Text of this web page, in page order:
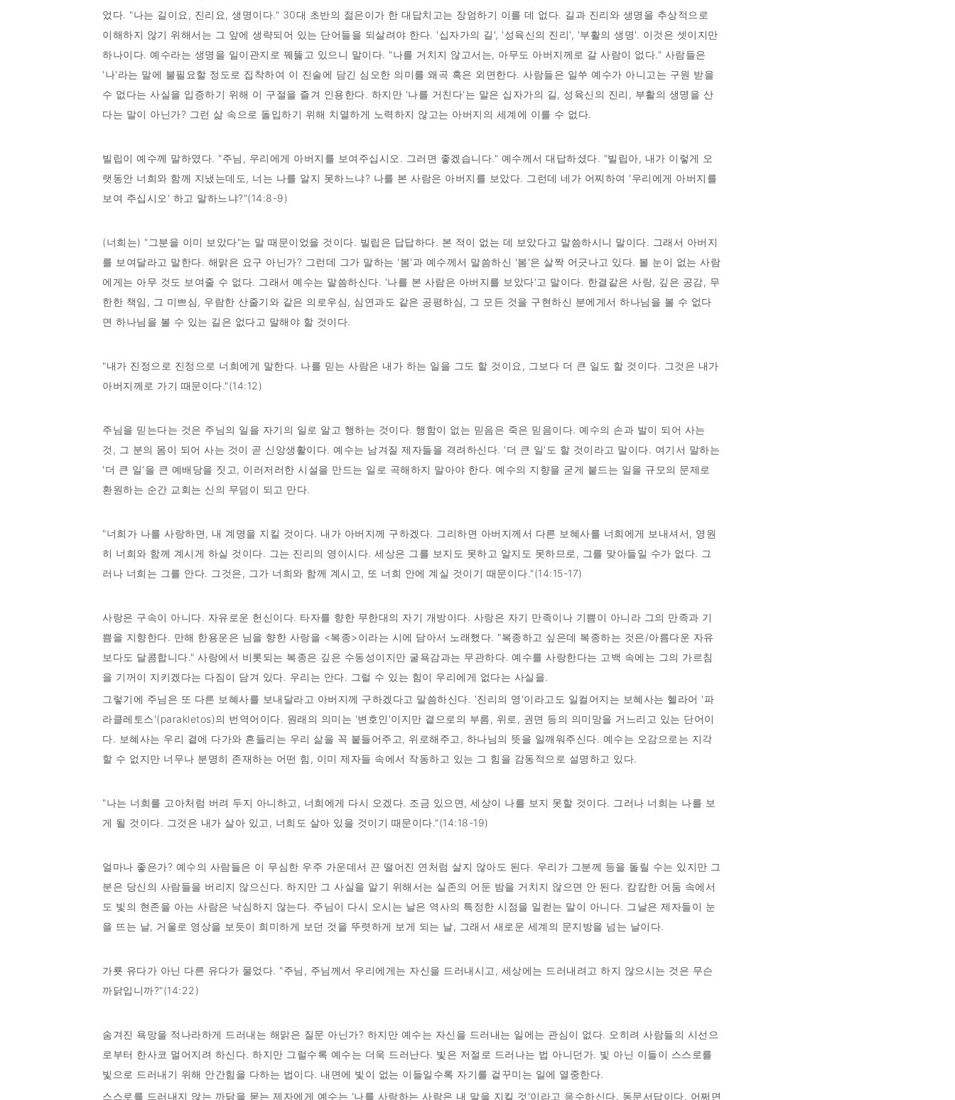
었다. "나는 길이요, 진리요, 생명이다." 30대 초반의 젊은이가 한 대답치고는 장엄하기 이를 데 없다. 길과 진리와 생명을 추상적으로
이해하지 않기 위해서는 그 앞에 생략되어 있는 단어들을 되살려야 한다. '십자가의 길', '성육신의 진리', '부활의 생명'. 이것은 셋이지만
하나이다. 예수라는 생명을 일이관지로 꿰뚫고 있으니 말이다. "나를 거치지 않고서는, 아무도 아버지께로 갈 사람이 없다." 사람들은
'나'라는 말에 불필요할 정도로 집착하여 이 진술에 담긴 심오한 의미를 왜곡 혹은 외면한다. 사람들은 일쑤 예수가 아니고는 구원 받을
수 없다는 사실을 입증하기 위해 이 구절을 즐겨 인용한다. 하지만 '나를 거친다'는 말은 십자가의 길, 성육신의 진리, 부활의 생명을 산
다는 말이 아닌가? 그런 삶 속으로 돌입하기 위해 치열하게 노력하지 않고는 아버지의 세계에 이를 수 없다.
빌립이 예수께 말하였다. "주님, 우리에게 아버지를 보여주십시오. 그러면 좋겠습니다." 예수께서 대답하셨다. "빌립아, 내가 이렇게 오
랫동안 너희와 함께 지냈는데도, 너는 나를 알지 못하느냐? 나를 본 사람은 아버지를 보았다. 그런데 네가 어찌하여 '우리에게 아버지를
보여 주십시오' 하고 말하느냐?"(14:8-9)
(너희는) "그분을 이미 보았다"는 말 때문이었을 것이다. 빌립은 답답하다. 본 적이 없는 데 보았다고 말씀하시니 말이다. 그래서 아버지
를 보여달라고 말한다. 해맑은 요구 아닌가? 그런데 그가 말하는 '봄'과 예수께서 말씀하신 '봄'은 살짝 어긋나고 있다. 볼 눈이 없는 사람
에게는 아무 것도 보여줄 수 없다. 그래서 예수는 말씀하신다. '나를 본 사람은 아버지를 보았다'고 말이다. 한결같은 사랑, 깊은 공감, 무
한한 책임, 그 미쁘심, 우람한 산줄기와 같은 의로우심, 심연과도 같은 공평하심, 그 모든 것을 구현하신 분에게서 하나님을 볼 수 없다
면 하나님을 볼 수 있는 길은 없다고 말해야 할 것이다.
"내가 진정으로 진정으로 너희에게 말한다. 나를 믿는 사람은 내가 하는 일을 그도 할 것이요, 그보다 더 큰 일도 할 것이다. 그것은 내가
아버지께로 가기 때문이다."(14:12)
주님을 믿는다는 것은 주님의 일을 자기의 일로 알고 행하는 것이다. 행함이 없는 믿음은 죽은 믿음이다. 예수의 손과 발이 되어 사는
것, 그 분의 몸이 되어 사는 것이 곧 신앙생활이다. 예수는 남겨질 제자들을 격려하신다. '더 큰 일'도 할 것이라고 말이다. 여기서 말하는
'더 큰 일'을 큰 예배당을 짓고, 이러저러한 시설을 만드는 일로 곡해하지 말아야 한다. 예수의 지향을 굳게 붙드는 일을 규모의 문제로
환원하는 순간 교회는 신의 무덤이 되고 만다.
"너희가 나를 사랑하면, 내 계명을 지킬 것이다. 내가 아버지께 구하겠다. 그리하면 아버지께서 다른 보혜사를 너희에게 보내셔서, 영원
히 너희와 함께 계시게 하실 것이다. 그는 진리의 영이시다. 세상은 그를 보지도 못하고 알지도 못하므로, 그를 맞아들일 수가 없다. 그
러나 너희는 그를 안다. 그것은, 그가 너희와 함께 계시고, 또 너희 안에 계실 것이기 때문이다."(14:15-17)
사랑은 구속이 아니다. 자유로운 헌신이다. 타자를 향한 무한대의 자기 개방이다. 사랑은 자기 만족이나 기쁨이 아니라 그의 만족과 기
쁨을 지향한다. 만해 한용운은 님을 향한 사랑을 <복종>이라는 시에 담아서 노래했다. "복종하고 싶은데 복종하는 것은/아름다운 자유
보다도 달콤합니다." 사랑에서 비롯되는 복종은 깊은 수동성이지만 굴욕감과는 무관하다. 예수를 사랑한다는 고백 속에는 그의 가르침
을 기꺼이 지키겠다는 다짐이 담겨 있다. 우리는 안다. 그럴 수 있는 힘이 우리에게 없다는 사실을.
그렇기에 주님은 또 다른 보혜사를 보내달라고 아버지께 구하겠다고 말씀하신다. '진리의 영'이라고도 일컬어지는 보혜사는 헬라어 '파
라클레토스'(parakletos)의 번역어이다. 원래의 의미는 '변호인'이지만 곁으로의 부름, 위로, 권면 등의 의미망을 거느리고 있는 단어이
다. 보혜사는 우리 곁에 다가와 흔들리는 우리 삶을 꼭 붙들어주고, 위로해주고, 하나님의 뜻을 일깨워주신다. 예수는 오감으로는 지각
할 수 없지만 너무나 분명히 존재하는 어떤 힘, 이미 제자들 속에서 작동하고 있는 그 힘을 감동적으로 설명하고 있다.
"나는 너희를 고아처럼 버려 두지 아니하고, 너희에게 다시 오겠다. 조금 있으면, 세상이 나를 보지 못할 것이다. 그러나 너희는 나를 보
게 될 것이다. 그것은 내가 살아 있고, 너희도 살아 있을 것이기 때문이다."(14:18-19)
얼마나 좋은가? 예수의 사람들은 이 무심한 우주 가운데서 끈 떨어진 연처럼 살지 않아도 된다. 우리가 그분께 등을 돌릴 수는 있지만 그
분은 당신의 사람들을 버리지 않으신다. 하지만 그 사실을 알기 위해서는 실존의 어둔 밤을 거치지 않으면 안 된다. 캄캄한 어둠 속에서
도 빛의 현존을 아는 사람은 낙심하지 않는다. 주님이 다시 오시는 날은 역사의 특정한 시점을 일컫는 말이 아니다. 그날은 제자들이 눈
을 뜨는 날, 거울로 영상을 보듯이 희미하게 보던 것을 뚜렷하게 보게 되는 날, 그래서 새로운 세계의 문지방을 넘는 날이다.
가룟 유다가 아닌 다른 유다가 물었다. "주님, 주님께서 우리에게는 자신을 드러내시고, 세상에는 드러내려고 하지 않으시는 것은 무슨
까닭입니까?"(14:22)
숨겨진 욕망을 적나라하게 드러내는 해맑은 질문 아닌가? 하지만 예수는 자신을 드러내는 일에는 관심이 없다. 오히려 사람들의 시선으
로부터 한사코 멀어지려 하신다. 하지만 그럴수록 예수는 더욱 드러난다. 빛은 저절로 드러나는 법 아니던가. 빛 아닌 이들이 스스로를
빛으로 드러내기 위해 안간힘을 다하는 법이다. 내면에 빛이 없는 이들일수록 자기를 겉꾸미는 일에 열중한다.
스스로를 드러내지 않는 까닭을 묻는 제자에게 예수는 '나를 사랑하는 사람은 내 말을 지킬 것'이라고 응수하신다. 동문서답이다. 어쩌면